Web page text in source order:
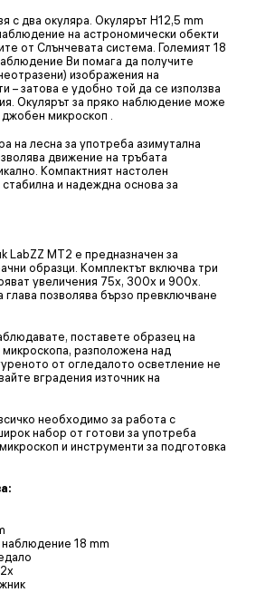
с два окуляра. Окулярът H12,5 mm
на астрономически обекти
от Слънчевата система. Големият 18
Ви помага да получите
изображения на
– затова е удобно той да се използва
Окулярът за пряко наблюдение може
микроскоп .
на лесна за употреба азимутална
движение на тръбата
Компактният настолен
и надеждна основа за
LabZZ MT2 е предназначен за
образци. Комплектът включва три
увеличения 75x, 300x и 900x.
позволява бързо превключване
поставете образец на
разположена над
от огледалото осветление не
вградения източник на
необходимо за работа с
набор от готови за употреба
и инструменти за подготовка
18 mm